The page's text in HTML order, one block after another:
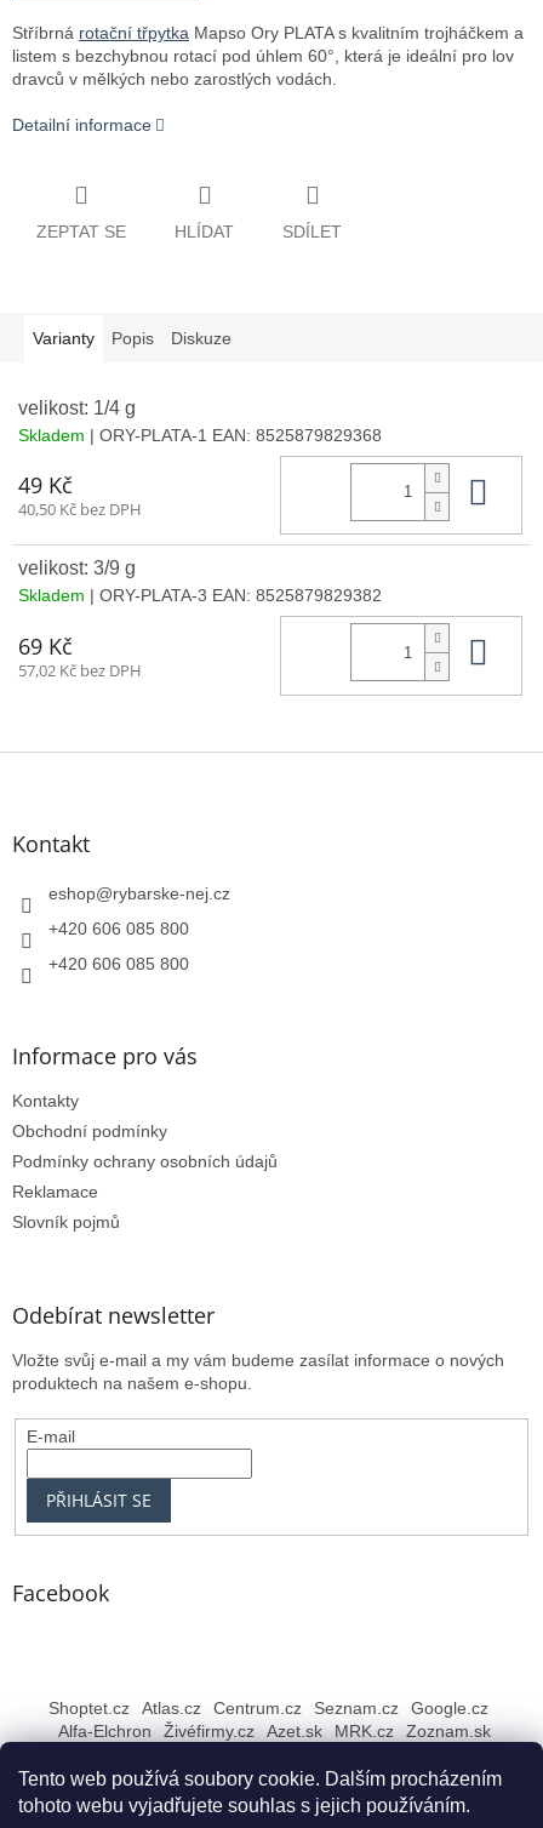
Tento web používá soubory cookie. Dalším procházením
tohoto webu vyjadřujete souhlas s jejich používáním.
Stříbrná rotační třpytka Mapso Ory PLATA s kvalitním trojháčkem a
listem s bezchybnou rotací pod úhlem 60°, která je ideální pro lov
dravců v mělkých nebo zarostlých vodách.
Detailní informace
ZEPTAT SE HLÍDAT SDÍLET
Varianty Popis Diskuze
velikost: 1/4 g
Skladem | ORY-PLATA-1 EAN: 8525879829368
49 Kč
40,50 Kč bez DPH
velikost: 3/9 g
Skladem | ORY-PLATA-3 EAN: 8525879829382
69 Kč
57,02 Kč bez DPH
Z
Kontakt
eshop@rybarske-nej.cz
+420 606 085 800
+420 606 085 800
Informace pro vás
Kontakty
Obchodní podmínky
Podmínky ochrany osobních údajů
Reklamace
Slovník pojmů
Odebírat newsletter
Vložte svůj e-mail a my vám budeme zasílat informace o nových
produktech na našem e-shopu.
E-mail
PŘIHLÁSIT SE
Facebook
Shoptet.cz Atlas.cz Centrum.cz Seznam.cz
Google.cz
Alfa-Elchron
Živéfirmy.cz Azet.sk MRK.cz Zoznam.sk